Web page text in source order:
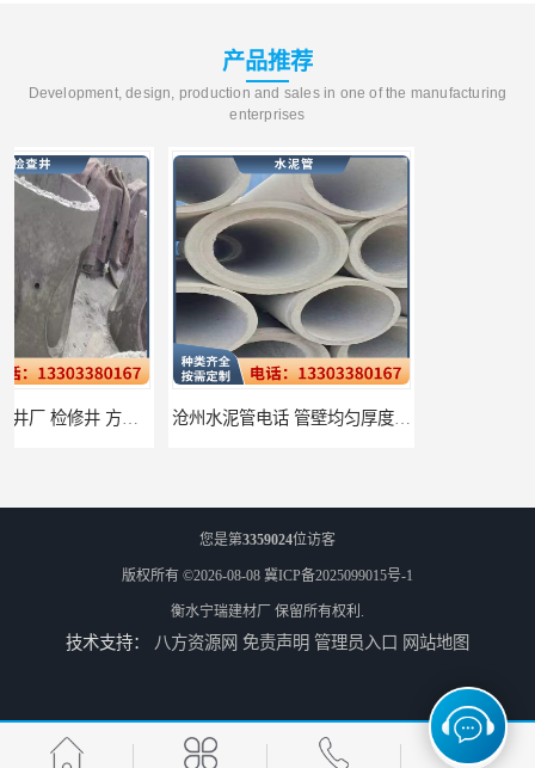
产品推荐
Development, design, production and sales in one of the manufacturing
enterprises
沧州水泥管电话 管壁均匀厚度一致
廊坊水泥管厂家 承插口水泥管 抗滑移性能稳定可靠 邢台预制检查井批发 检修井 有效引导分流雨水
您是第3359024位访客
版权所有 ©2026-08-08 冀ICP备2025099015号-1
衡水宁瑞建材厂 保留所有权利.
技术支持： 八方资源网 免责声明 管理员入口 网站地图